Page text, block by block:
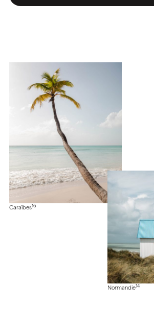
Caraïbes16
Normandie14